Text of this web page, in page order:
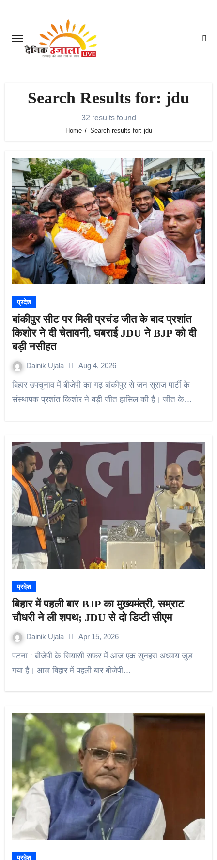
Search Results for: jdu
32 results found
Home Search results for: jdu
प्रदेश
बांकीपुर सीट पर मिली प्रचंड जीत के बाद प्रशांत
किशोर ने दी चेतावनी, घबराई JDU ने BJP को दी
बड़ी नसीहत
Dainik Ujala Aug 4, 2026
बिहार उपचुनाव में बीजेपी का गढ़ बांकीपुर से जन सुराज पार्टी के
संस्थापक प्रशांत किशोर ने बड़ी जीत हासिल की है। जीत के…
प्रदेश
बिहार में पहली बार BJP का मुख्यमंत्री, सम्राट
चौधरी ने ली शपथ; JDU से दो डिप्टी सीएम
Dainik Ujala Apr 15, 2026
पटना : बीजेपी के सियासी सफर में आज एक सुनहरा अध्याय जुड़
गया है। आज बिहार में पहली बार बीजेपी…
प्रदेश